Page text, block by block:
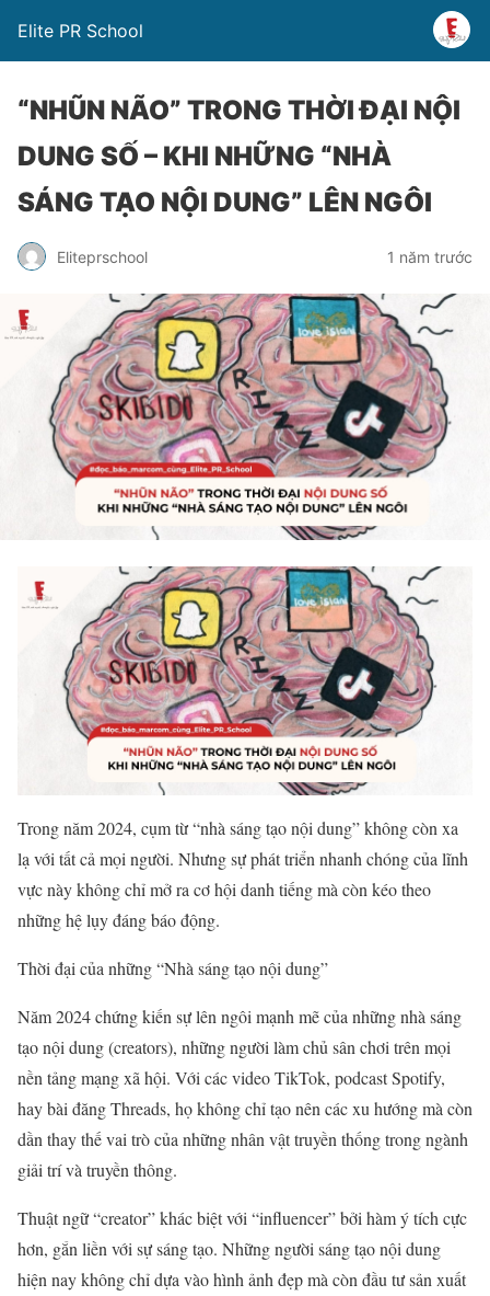
Elite PR School
“NHŨN NÃO” TRONG THỜI ĐẠI NỘI
DUNG SỐ – KHI NHỮNG “NHÀ
SÁNG TẠO NỘI DUNG” LÊN NGÔI
Eliteprschool 1 năm trước
Trong năm 2024, cụm từ “nhà sáng tạo nội dung” không còn xa
lạ với tất cả mọi người. Nhưng sự phát triển nhanh chóng của lĩnh
vực này không chỉ mở ra cơ hội danh tiếng mà còn kéo theo
những hệ lụy đáng báo động.
Thời đại của những “Nhà sáng tạo nội dung”
Năm 2024 chứng kiến sự lên ngôi mạnh mẽ của những nhà sáng
tạo nội dung (creators), những người làm chủ sân chơi trên mọi
nền tảng mạng xã hội. Với các video TikTok, podcast Spotify,
hay bài đăng Threads, họ không chỉ tạo nên các xu hướng mà còn
dần thay thế vai trò của những nhân vật truyền thống trong ngành
giải trí và truyền thông.
Thuật ngữ “creator” khác biệt với “influencer” bởi hàm ý tích cực
hơn, gắn liền với sự sáng tạo. Những người sáng tạo nội dung
hiện nay không chỉ dựa vào hình ảnh đẹp mà còn đầu tư sản xuất